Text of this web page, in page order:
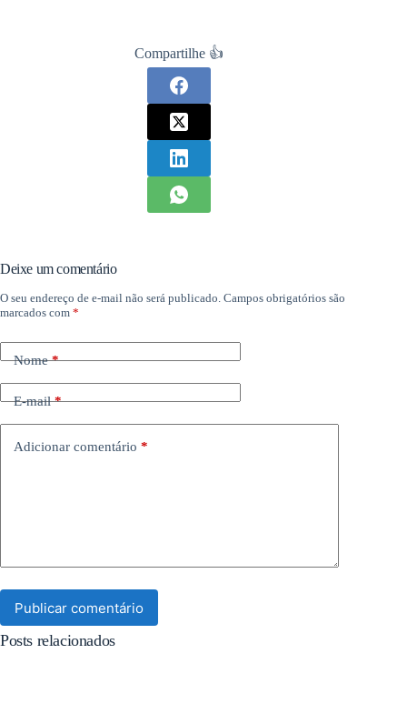
Compartilhe 👍
Deixe um comentário
O seu endereço de e-mail não será publicado. Campos obrigatórios são
marcados com *
Nome*
E-mail*
Adicionar comentário *
Publicar comentário
Posts relacionados